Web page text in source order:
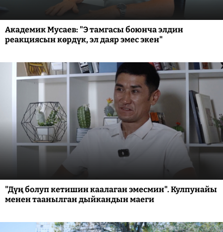
Академик Мусаев: "Э тамгасы боюнча элдин
реакциясын көрдүк, эл даяр эмес экен"
"Дүң болуп кетишин каалаган эмесмин". Кулпунайы
менен таанылган дыйкандын маеги